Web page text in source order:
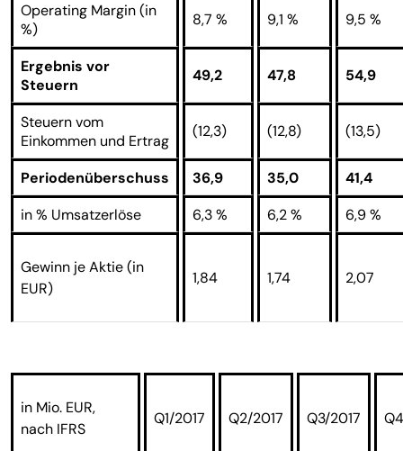
Operating Margin (in
%)
8,7 % 9,1 % 9,5 %
Ergebnis vor
Steuern
49,2 47,8 54,9
Steuern vom
Einkommen und Ertrag
(12,3) (12,8) (13,5)
Periodenüberschuss 36,9 35,0
41,4
in % Umsatzerlöse
6,3 % 6,2 % 6,9 %
Gewinn je Aktie (in
EUR)
1,84 1,74 2,07
in Mio. EUR,
nach IFRS
Q1/2017 Q2/2017 Q3/2017